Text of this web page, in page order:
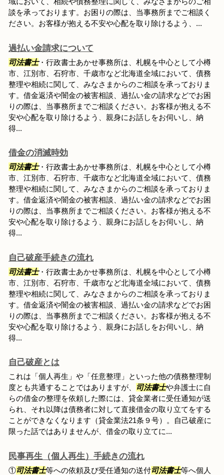
談を承っております。お困りの際は、当事務所までご相談く
ださい。お客様が抱える不安や心配を取り除けるよう、...
過払い金請求について
司法書士・行政書士あかせ事務所は、札幌を中心として小樽
市、江別市、石狩市、千歳市など北海道全域において、債務
整理や相続に関して、みなさまからのご相談を承っておりま
す。借金返済や闇金の被害相談、過払い金の請求などでお困
りの際は、当事務所までご相談ください。お客様が抱える不
安や心配を取り除けるよう、親身にお話しをお伺いし、納
得...
借金の消滅時効
司法書士・行政書士あかせ事務所は、札幌を中心として小樽
市、江別市、石狩市、千歳市など北海道全域において、債務
整理や相続に関して、みなさまからのご相談を承っておりま
す。借金返済や闇金の被害相談、過払い金の請求などでお困
りの際は、当事務所までご相談ください。お客様が抱える不
安や心配を取り除けるよう、親身にお話しをお伺いし、納
得...
自己破産手続きの流れ
司法書士・行政書士あかせ事務所は、札幌を中心として小樽
市、江別市、石狩市、千歳市など北海道全域において、債務
整理や相続に関して、みなさまからのご相談を承っておりま
す。借金返済や闇金の被害相談、過払い金の請求などでお困
りの際は、当事務所までご相談ください。お客様が抱える不
安や心配を取り除けるよう、親身にお話しをお伺いし、納
得...
自己破産とは
これは「個人再生」や「任意整理」といった他の債務整理制
度とも共通することではありますが、
司法書士や弁護士に自
らの借金の整理を依頼した際には、貸金業者に受任通知が送
られ、それ以降は債務者に対して直接借金の取り立てをする
ことができなくなります（貸金業法21条９号）。自己破産に
限った話ではありませんが、借金の取り立てに...
民事再生（個人再生）手続きの流れ
①司法書士等への依頼及び受任通知の送付司法書士等へ個人